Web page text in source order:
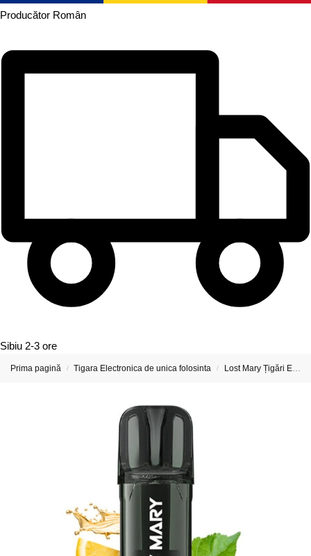
Producător Român
Sibiu 2-3 ore
Prima pagină / Tigara Electronica de unica folosinta / Lost Mary Țigări Electronice & Vape-uri Reincarcabile